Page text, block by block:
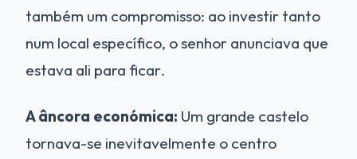
também um compromisso: ao investir tanto
num local específico, o senhor anunciava que
estava ali para ficar.
A âncora económica: Um grande castelo
tornava-se inevitavelmente o centro